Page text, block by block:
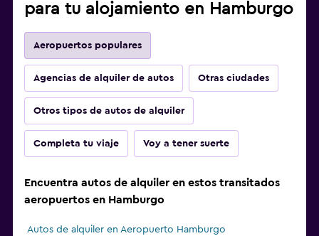
para tu alojamiento en Hamburgo
Aeropuertos populares
Agencias de alquiler de autos Otras ciudades
Otros tipos de autos de alquiler
Completa tu viaje Voy a tener suerte
Encuentra autos de alquiler en estos transitados
aeropuertos en Hamburgo
Autos de alquiler en Aeropuerto Hamburgo